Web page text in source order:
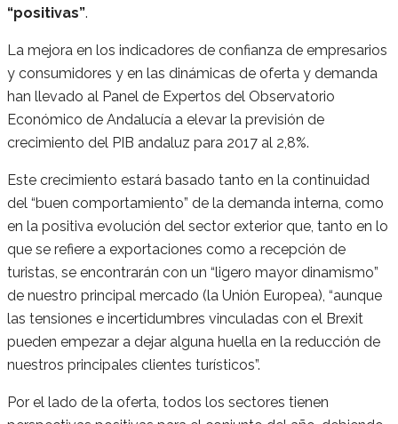
“positivas”.
La mejora en los indicadores de confianza de empresarios
y consumidores y en las dinámicas de oferta y demanda
han llevado al Panel de Expertos del Observatorio
Económico de Andalucía a elevar la previsión de
crecimiento del PIB andaluz para 2017 al 2,8%.
Este crecimiento estará basado tanto en la continuidad
del “buen comportamiento” de la demanda interna, como
en la positiva evolución del sector exterior que, tanto en lo
que se refiere a exportaciones como a recepción de
turistas, se encontrarán con un “ligero mayor dinamismo”
de nuestro principal mercado (la Unión Europea), “aunque
las tensiones e incertidumbres vinculadas con el Brexit
pueden empezar a dejar alguna huella en la reducción de
nuestros principales clientes turísticos”.
Por el lado de la oferta, todos los sectores tienen